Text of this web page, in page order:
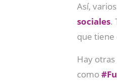
Así,
sociales.
que tiene
Hay
como